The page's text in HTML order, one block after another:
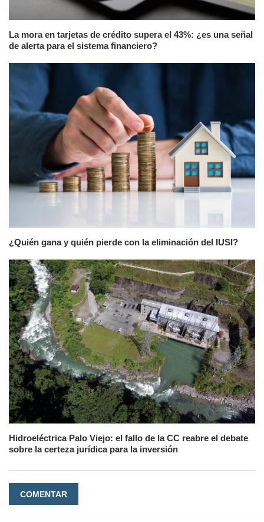
La mora en tarjetas de crédito supera el 43%: ¿es una señal
de alerta para el sistema financiero?
¿Quién gana y quién pierde con la eliminación del IUSI?
Hidroeléctrica Palo Viejo: el fallo de la CC reabre el debate
sobre la certeza jurídica para la inversión
COMENTAR